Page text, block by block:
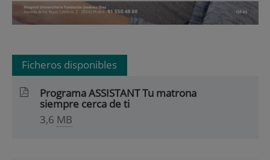
Ficheros disponibles
Programa ASSISTANT Tu matrona
siempre cerca de ti
3,6 MB